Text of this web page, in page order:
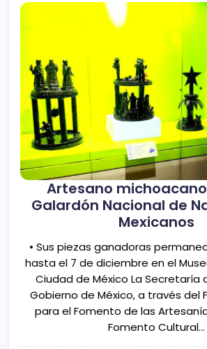
Artesano
Galardón Nacional de
Mexicanos
• Sus piezas ganadoras
hasta el 7 de diciembre en el
Ciudad de México La Secretaría
Gobierno de México, a través del
para el Fomento de las
Fomento Cultural…